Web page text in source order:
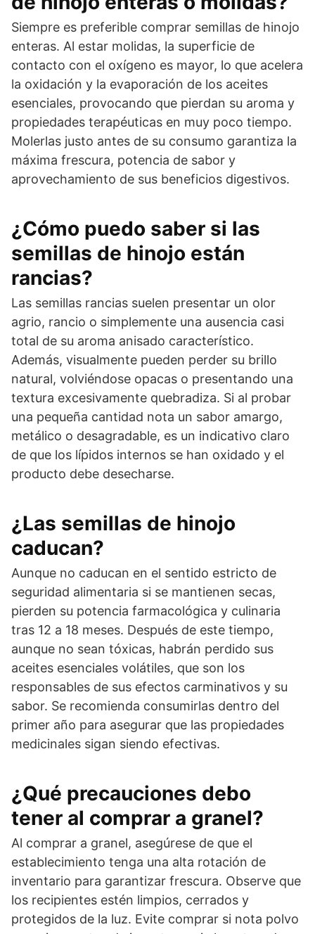
Siempre es preferible comprar semillas de hinojo
enteras. Al estar molidas, la superficie de
contacto con el oxígeno es mayor, lo que acelera
la oxidación y la evaporación de los aceites
esenciales, provocando que pierdan su aroma y
propiedades terapéuticas en muy poco tiempo.
Molerlas justo antes de su consumo garantiza la
máxima frescura, potencia de sabor y
aprovechamiento de sus beneficios digestivos.
¿Cómo puedo saber si las
semillas de hinojo están
rancias?
Las semillas rancias suelen presentar un olor
agrio, rancio o simplemente una ausencia casi
total de su aroma anisado característico.
Además, visualmente pueden perder su brillo
natural, volviéndose opacas o presentando una
textura excesivamente quebradiza. Si al probar
una pequeña cantidad nota un sabor amargo,
metálico o desagradable, es un indicativo claro
de que los lípidos internos se han oxidado y el
producto debe desecharse.
¿Las semillas de hinojo
caducan?
Aunque no caducan en el sentido estricto de
seguridad alimentaria si se mantienen secas,
pierden su potencia farmacológica y culinaria
tras 12 a 18 meses. Después de este tiempo,
aunque no sean tóxicas, habrán perdido sus
aceites esenciales volátiles, que son los
responsables de sus efectos carminativos y su
sabor. Se recomienda consumirlas dentro del
primer año para asegurar que las propiedades
medicinales sigan siendo efectivas.
¿Qué precauciones debo
tener al comprar a granel?
Al comprar a granel, asegúrese de que el
establecimiento tenga una alta rotación de
inventario para garantizar frescura. Observe que
los recipientes estén limpios, cerrados y
protegidos de la luz. Evite comprar si nota polvo